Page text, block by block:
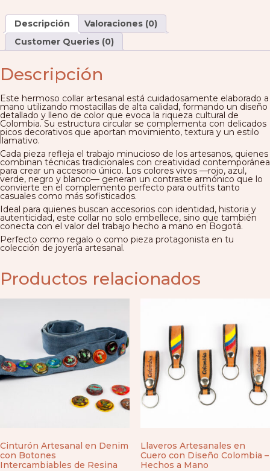
Descripción
Valoraciones (0)
Customer Queries (0)
Descripción
Este hermoso collar artesanal está cuidadosamente elaborado a
mano utilizando mostacillas de alta calidad, formando un diseño
detallado y lleno de color que evoca la riqueza cultural de
Colombia. Su estructura circular se complementa con delicados
picos decorativos que aportan movimiento, textura y un estilo
llamativo.
Cada pieza refleja el trabajo minucioso de los artesanos, quienes
combinan técnicas tradicionales con creatividad contemporánea
para crear un accesorio único. Los colores vivos —rojo, azul,
verde, negro y blanco— generan un contraste armónico que lo
convierte en el complemento perfecto para outfits tanto
casuales como más sofisticados.
Ideal para quienes buscan accesorios con identidad, historia y
autenticidad, este collar no solo embellece, sino que también
conecta con el valor del trabajo hecho a mano en Bogotá.
Perfecto como regalo o como pieza protagonista en tu
colección de joyería artesanal.
Productos relacionados
Cinturón Artesanal en Denim
con Botones
Intercambiables de Resina
Llaveros Artesanales en
Cuero con Diseño Colombia –
Hechos a Mano